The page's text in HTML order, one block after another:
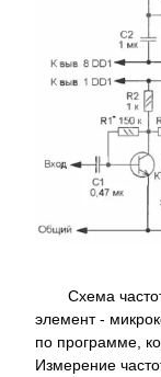
Схема
элемент -
по программе,
Измерение